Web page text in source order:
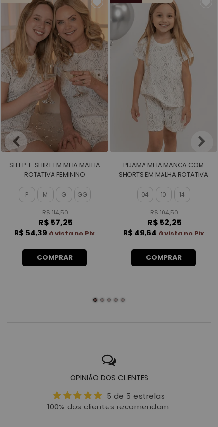
SLEEP T-SHIRT EM MEIA MALHA
ROTATIVA FEMININO
P M G GG
R$ 114,50
R$ 57,25
R$ 54,39 à vista no Pix
COMPRAR
PIJAMA MEIA MANGA COM
SHORTS EM MALHA ROTATIVA
04 10 14
R$ 104,50
R$ 52,25
R$ 49,64 à vista no Pix
COMPRAR
OPINIÃO DOS CLIENTES
5 de 5 estrelas
100% dos clientes recomendam